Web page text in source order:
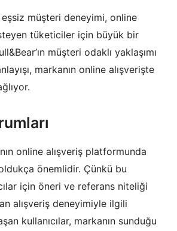
eşsiz müşteri deneyimi, online
tüketiciler için büyük bir
müşteri odaklı yaklaşımı
markanın online alışverişte
online alışveriş platformunda
önemlidir. Çünkü bu
için öneri ve referans niteliği
alışveriş deneyimiyle ilgili
kullanıcılar, markanın sunduğu